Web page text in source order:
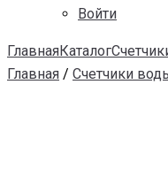
Войти
ГлавнаяКаталог
Главная / Счетчики